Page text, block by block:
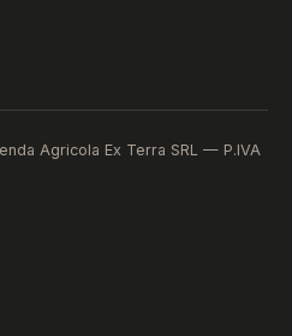
Agricola Ex Terra SRL — P.IVA